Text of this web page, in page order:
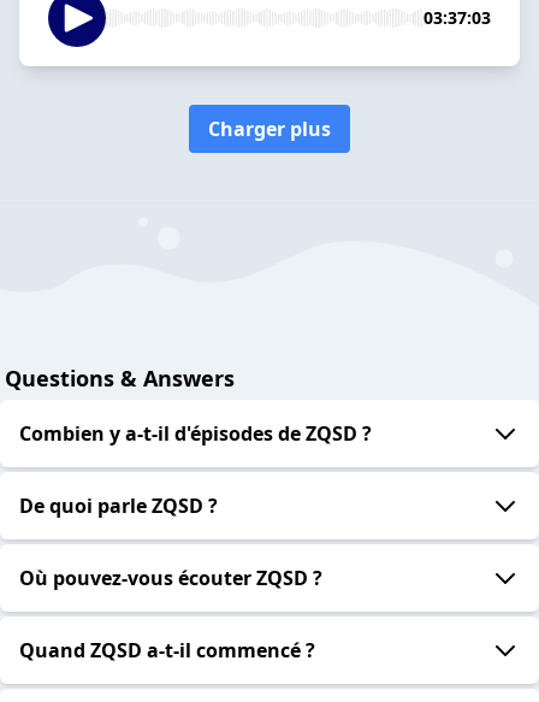
03:37:03
Charger plus
Questions & Answers
Combien y a-t-il d'épisodes de ZQSD ?
De quoi parle ZQSD ?
Où pouvez-vous écouter ZQSD ?
Quand ZQSD a-t-il commencé ?